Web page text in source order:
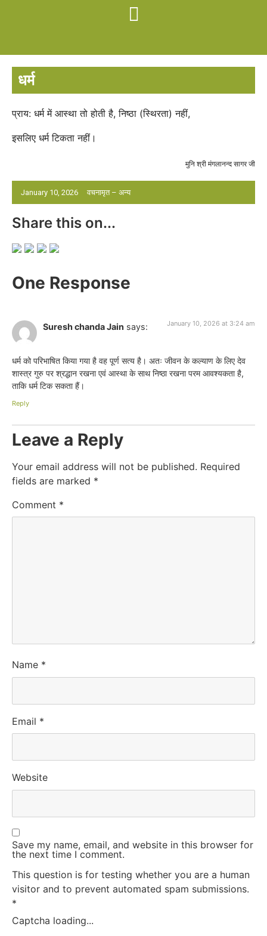
धर्म
January 10, 2026 वचनामृत – अन्य
प्राय: धर्म में आस्था तो होती है, निष्ठा (स्थिरता) नहीं,
इसलिए धर्म टिकता नहीं।
मुनि श्री मंगलानन्द सागर जी
Share this on...
One Response
Suresh chanda Jain says: January 10, 2026 at 3:24 am
धर्म को परिभाषित किया गया है वह पूर्ण सत्य है। अतः जीवन के कल्याण के लिए देव
शास्त्र गुरु पर श्रद्धान रखना एवं आस्था के साथ निष्ठा रखना परम आवश्यकता है,
ताकि धर्म टिक सकता हैं।
Reply
Leave a Reply
Your email address will not be published. Required
fields are marked *
Comment *
Name *
Email *
Website
Save my name, email, and website in this browser for
the next time I comment.
This question is for testing whether you are a human
visitor and to prevent automated spam submissions.
*
Captcha loading...